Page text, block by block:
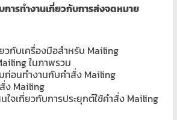
การทำงานเกี่ยวกับการส่งจดหมาย
วกับเครื่องมือสำหรับ Mailing
ในภาพรวม
ก่อนทำงานกับคำสั่ง Mailing
ง Mailing
ใจเกี่ยวกับการประยุกต์ใช้คำสั่ง Mailing